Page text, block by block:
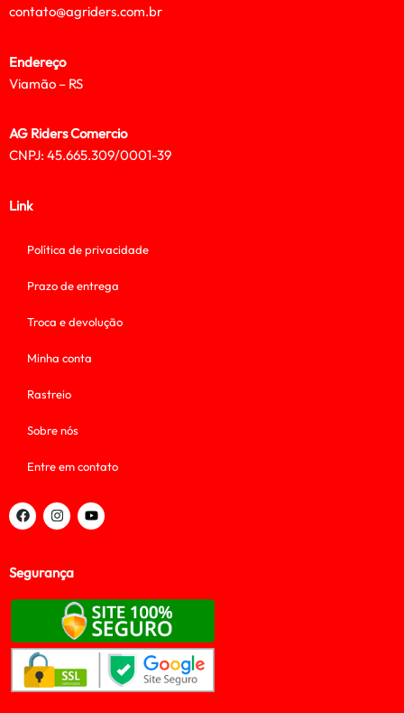
contato@agriders.com.br
Endereço
Viamão – RS
AG Riders Comercio
CNPJ: 45.665.309/0001-39
Link
Política de privacidade
Prazo de entrega
Troca e devolução
Minha conta
Rastreio
Sobre nós
Entre em contato
Segurança